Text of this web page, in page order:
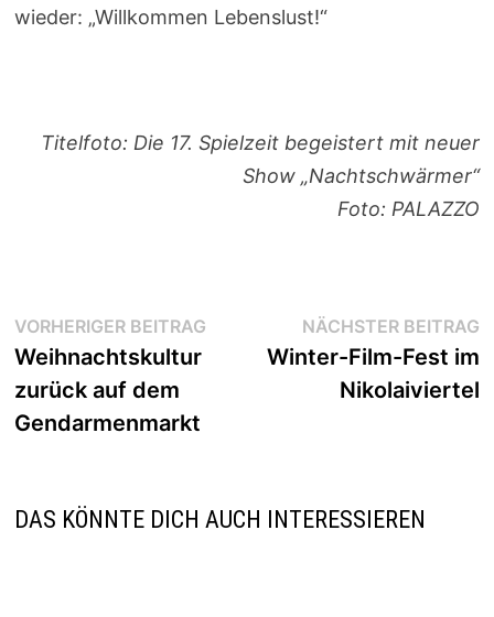
wieder: „Willkommen Lebenslust!“
Titelfoto: Die 17. Spielzeit begeistert mit neuer
Show „Nachtschwärmer“
Foto: PALAZZO
Beitragsnavigation
VORHERIGER BEITRAGVorheriger
Beitrag:
Weihnachtskultur
zurück auf dem
Gendarmenmarkt
NÄCHSTER BEITRAG
Winter-Film-Fest im
Nikolaiviertel
DAS KÖNNTE DICH AUCH INTERESSIEREN